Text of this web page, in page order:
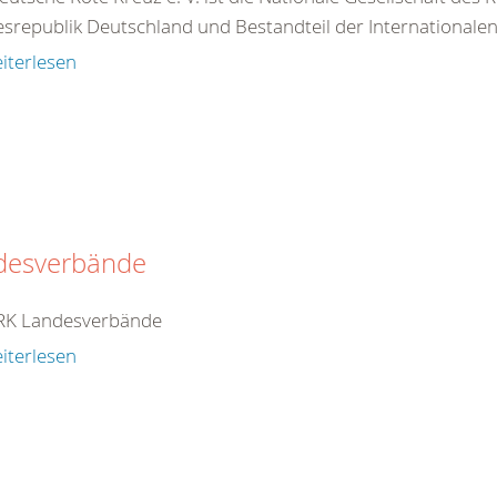
Deutschland und Bestandteil der
Landesverbände